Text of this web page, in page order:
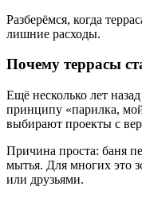
Разберёмся, когда
лишние расходы.
Почему террасы
Ещё несколько лет
принципу «парилка,
выбирают проекты с
Причина проста: баня
мытья. Для многих это
или друзьями.